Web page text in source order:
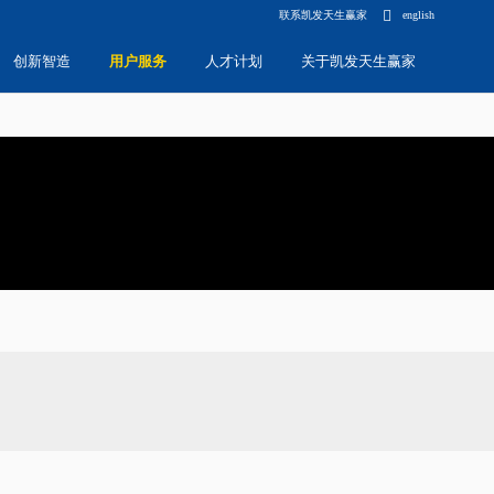
联系凯发天生赢家 english
创新智造 用户服务 人才计划 关于凯发天生赢家